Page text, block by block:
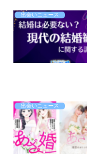
出会いニュース
出会いニュース